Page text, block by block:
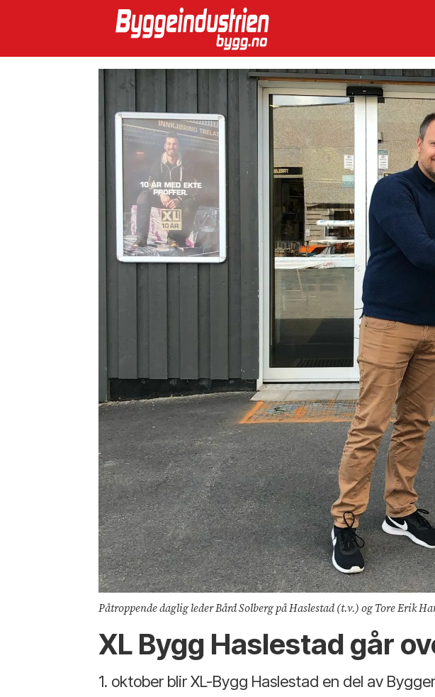
Påtroppende daglig leder Bård Solberg på Haslestad (t.v.) og Tore Erik
XL Bygg Haslestad går
1. oktober blir XL-Bygg Haslestad en del av